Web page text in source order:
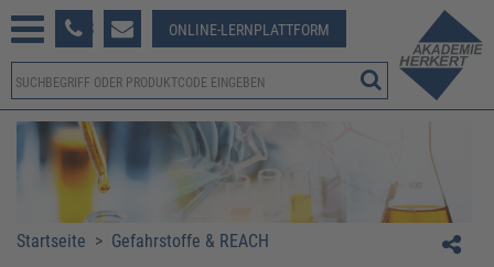
381-123 ONLINE-LERNPLATTFORM
Startseite > Gefahrstoffe & REACH